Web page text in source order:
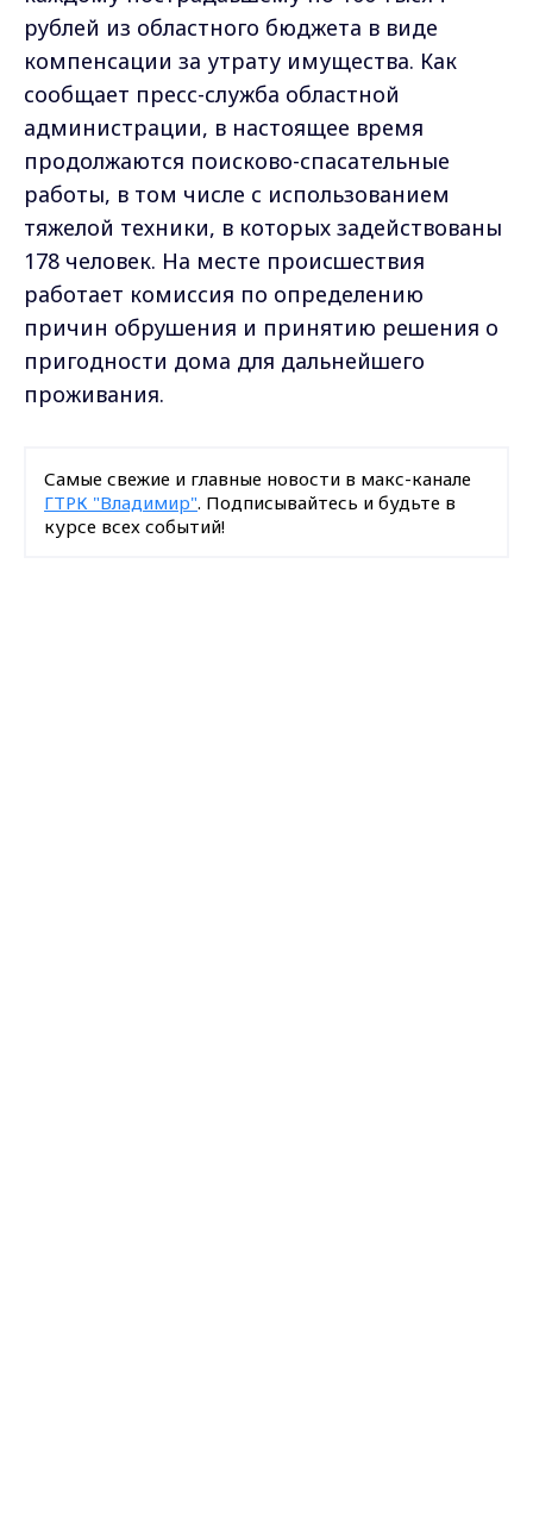
рублей из областного бюджета в виде
компенсации за утрату имущества. Как
сообщает пресс-служба областной
администрации, в настоящее время
продолжаются поисково-спасательные
работы, в том числе с использованием
тяжелой техники, в которых задействованы
178 человек. На месте происшествия
работает комиссия по определению
причин обрушения и принятию решения о
пригодности дома для дальнейшего
проживания.
Самые свежие и главные новости в макс-канале
ГТРК "Владимир". Подписывайтесь и будьте в
курсе всех событий!